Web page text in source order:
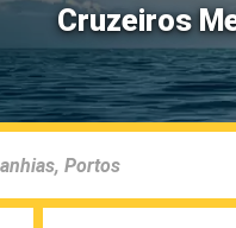
Cruzeiros